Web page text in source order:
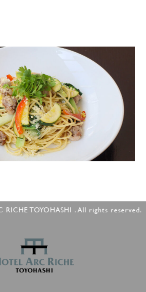
RICHE TOYOHASHI . All rights reserved.